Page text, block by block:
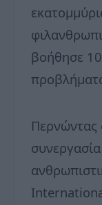
βοήθησε
Περνώντας